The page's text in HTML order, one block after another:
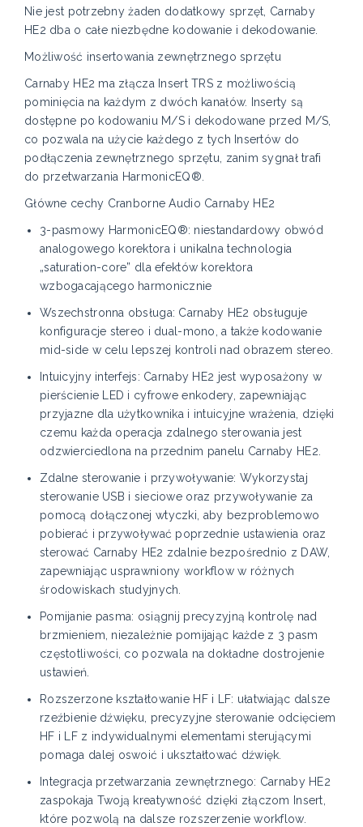
Nie jest potrzebny żaden dodatkowy sprzęt, Carnaby
HE2 dba o całe niezbędne kodowanie i dekodowanie.
Możliwość insertowania zewnętrznego sprzętu
Carnaby HE2 ma złącza Insert TRS z możliwością
pominięcia na każdym z dwóch kanałów. Inserty są
dostępne po kodowaniu M/S i dekodowane przed M/S,
co pozwala na użycie każdego z tych Insertów do
podłączenia zewnętrznego sprzętu, zanim sygnał trafi
do przetwarzania HarmonicEQ®.
Główne cechy Cranborne Audio Carnaby HE2
3-pasmowy HarmonicEQ®: niestandardowy obwód
analogowego korektora i unikalna technologia
„saturation-core” dla efektów korektora
wzbogacającego harmonicznie
Wszechstronna obsługa: Carnaby HE2 obsługuje
konfiguracje stereo i dual-mono, a także kodowanie
mid-side w celu lepszej kontroli nad obrazem stereo.
Intuicyjny interfejs: Carnaby HE2 jest wyposażony w
pierścienie LED i cyfrowe enkodery, zapewniając
przyjazne dla użytkownika i intuicyjne wrażenia, dzięki
czemu każda operacja zdalnego sterowania jest
odzwierciedlona na przednim panelu Carnaby HE2.
Zdalne sterowanie i przywoływanie: Wykorzystaj
sterowanie USB i sieciowe oraz przywoływanie za
pomocą dołączonej wtyczki, aby bezproblemowo
pobierać i przywoływać poprzednie ustawienia oraz
sterować Carnaby HE2 zdalnie bezpośrednio z DAW,
zapewniając usprawniony workflow w różnych
środowiskach studyjnych.
Pomijanie pasma: osiągnij precyzyjną kontrolę nad
brzmieniem, niezależnie pomijając każde z 3 pasm
częstotliwości, co pozwala na dokładne dostrojenie
ustawień.
Rozszerzone kształtowanie HF i LF: ułatwiając dalsze
rzeźbienie dźwięku, precyzyjne sterowanie odcięciem
HF i LF z indywidualnymi elementami sterującymi
pomaga dalej oswoić i ukształtować dźwięk.
Integracja przetwarzania zewnętrznego: Carnaby HE2
zaspokaja Twoją kreatywność dzięki złączom Insert,
które pozwolą na dalsze rozszerzenie workflow.